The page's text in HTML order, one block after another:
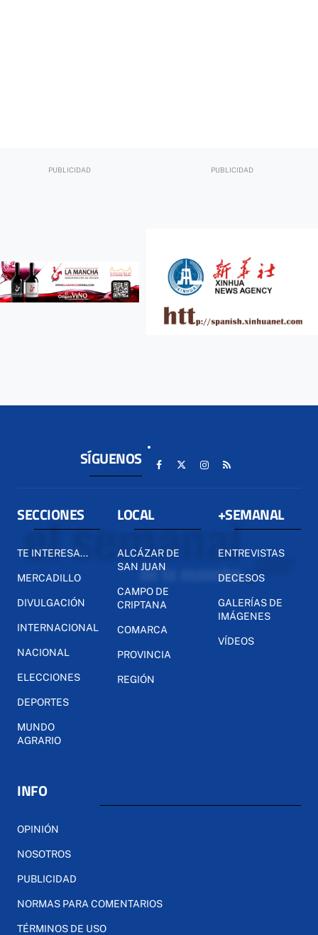
SÍGUENOS
SECCIONES
TE INTERESA...
MERCADILLO
DIVULGACIÓN
INTERNACIONAL
NACIONAL
ELECCIONES
DEPORTES
MUNDO
AGRARIO
LOCAL
ALCÁZAR DE
SAN JUAN
CAMPO DE
CRIPTANA
COMARCA
PROVINCIA
REGIÓN
+SEMANAL
ENTREVISTAS
DECESOS
GALERÍAS DE
IMÁGENES
VÍDEOS
INFO
OPINIÓN
NOSOTROS
PUBLICIDAD
NORMAS PARA COMENTARIOS
TÉRMINOS DE USO